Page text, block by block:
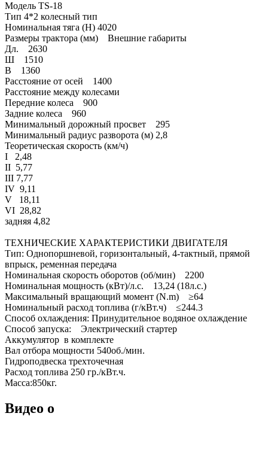
Модель TS-18
Тип 4*2 колесный тип
Номинальная тяга (Н) 4020
Размеры трактора (мм) Внешние габариты
Дл. 2630
Ш 1510
В 1360
Расстояние от осей 1400
Расстояние между колесами
Передние колеса 900
Задние колеса 960
Минимальный дорожный просвет 295
Минимальный радиус разворота (м) 2,8
Теоретическая скорость (км/ч)
I 2,48
II 5,77
III 7,77
IV 9,11
V 18,11
VI 28,82
задняя 4,82
ТЕХНИЧЕСКИЕ ХАРАКТЕРИСТИКИ ДВИГАТЕЛЯ
Тип: Однопоршневой, горизонтальный, 4-тактный, прямой
впрыск, ременная передача
Номинальная скорость оборотов (об/мин) 2200
Номинальная мощность (кВт)/л.с. 13,24 (18л.с.)
Максимальный вращающий момент (N.m) ≥64
Номинальный расход топлива (г/кВт.ч) ≤244.3
Способ охлаждения: Принудительное водяное охлаждение
Способ запуска: Электрический стартер
Аккумулятор в комплекте
Вал отбора мощности 540об./мин.
Гидроподвеска трехточечная
Расход топлива 250 гр./кВт.ч.
Масса:850кг.
Видео о